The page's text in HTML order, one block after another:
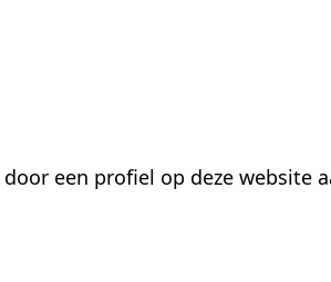
een profiel op deze website